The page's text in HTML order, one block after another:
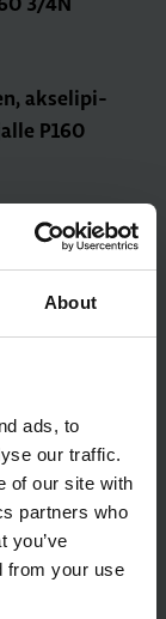
About
ads, to
our traffic.
of our site with
partners who
you’ve
from your use
3/4N
ak­se­li­pi­
P160
kat­kai­si­jal­le
lii­tän­tä­
ja